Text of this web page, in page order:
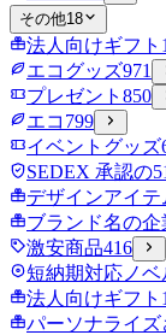
その他18
法人向けギフト
エコグッズ971
プレゼント 850
エコ 799
イベントグッズ
SEDEX 承認の
デザインアイテ
ブランド名の企
激安商品416
短納期対応ノ
法人向けギフト
パーソナライ